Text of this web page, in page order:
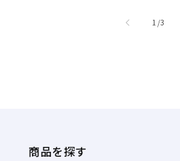
1 //3
商品を探す